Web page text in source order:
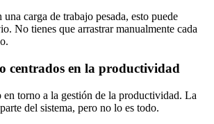
una carga de trabajo pesada, esto puede
No tienes que arrastrar manualmente cada
centrados en la productividad
en torno a la gestión de la productividad. La
del sistema, pero no lo es todo.